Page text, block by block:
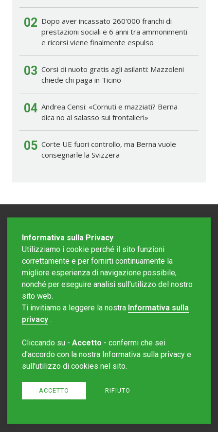
02 Dopo aver incassato 260'000 franchi di
prestazioni sociali e 6 anni tra ammonimenti
e ricorsi viene finalmente espulso
03 Corsi di nuoto gratis agli asilanti: Mazzoleni
chiede chi paga in Ticino
04 Andrea Censi: «Cornuti e mazziati? Berna
dica no al salasso sui frontalieri»
05 Corte UE fuori controllo, ma Berna vuole
consegnarle la Svizzera
Editore Rotostampa SA
Sito creato daRedesign
Informativa sulla Privacy
Utilizziamo i cookie perché il sito funzioni
correttamente e per fornirti continuamente la
migliore esperienza di navigazione possibile,
nonché per eseguire analisi sull'utilizzo del nostro
sito web.
Ti invitiamo a leggere la nostra Informativa sulla
privacy .
Cliccando su - Accetto - confermi che sei
d'accordo con la nostra Informativa sulla privacy e
sull'utilizzo di cookies nel sito.
ACCETTO RIFIUTO